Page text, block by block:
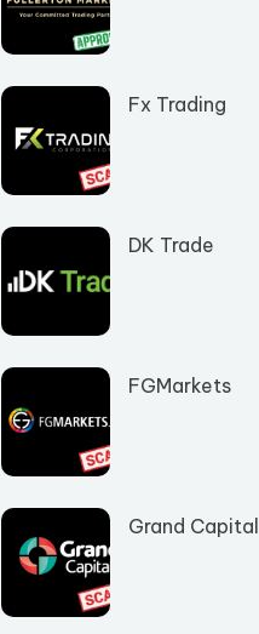
Fx Trading
DK Trade
FGMarkets
Grand Capital